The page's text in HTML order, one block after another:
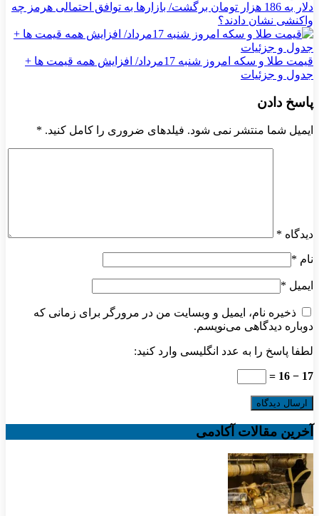
دلار به 186 هزار تومان برگشت/ بازارها به توافق احتمالی هرمز چه
واکنشی نشان دادند؟
قیمت طلا و سکه امروز شنبه 17مرداد/ افزایش همه قیمت ها +
جدول و جزئیات
پاسخ دادن
ایمیل شما منتشر نمی شود. فیلدهای ضروری را کامل کنید. *
دیدگاه *
نام *
ایمیل *
ذخیره نام، ایمیل و وبسایت من در مرورگر برای زمانی که
دوباره دیدگاهی می‌نویسم.
لطفا پاسخ را به عدد انگلیسی وارد کنید:
17 − 16 =
آخرین مقالات آکادمی